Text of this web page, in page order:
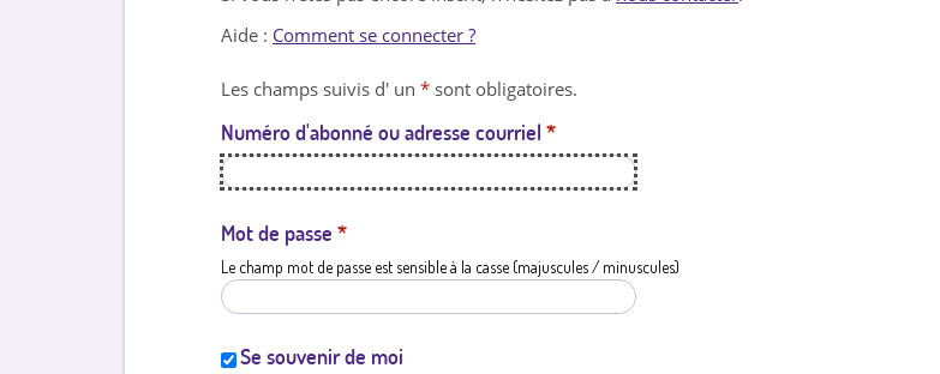
n
l
e
Aide : Comment se connecter ?
Les champs suivis d' un * sont obligatoires.
Numéro d'abonné ou adresse courriel *
Mot de passe *
Le champ mot de passe est sensible à la casse (majuscules / minuscules)
Se souvenir de moi